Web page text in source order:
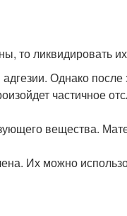
то ликвидировать
Однако
частичное
вещества.
Их можно